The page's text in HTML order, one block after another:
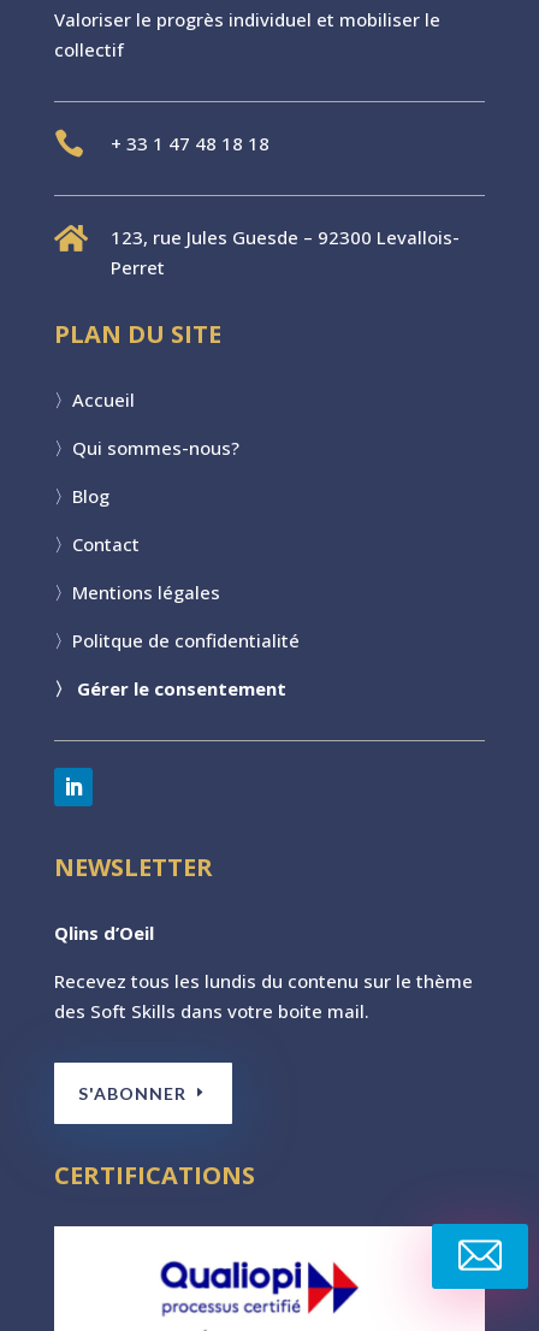
Valoriser le progrès individuel et mobiliser le
collectif
 + 33 1 47 48 18 18

123, rue Jules Guesde – 92300 Levallois-
Perret
PLAN DU SITE
〉 Accueil
〉 Qui sommes-nous?
〉 Blog
〉 Contact
〉 Mentions légales
〉 Politque de confidentialité
〉 Gérer le consentement
NEWSLETTER
Qlins d’Oeil
Recevez tous les lundis du contenu sur le thème
des Soft Skills dans votre boite mail.
S'ABONNER
CERTIFICATIONS